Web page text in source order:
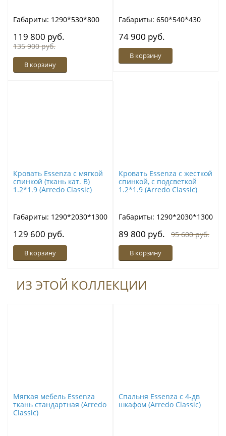
Габариты: 1290*530*800
119 800 руб.
135 900 руб.
В корзину
Габариты: 650*540*430
74 900 руб.
В корзину
Кровать Essenza с мягкой
спинкой (ткань кат. В)
1.2*1.9 (Arredo Classic)
Габариты: 1290*2030*1300
129 600 руб.
В корзину
Кровать Essenza с жесткой
спинкой, с подсветкой
1.2*1.9 (Arredo Classic)
Габариты: 1290*2030*1300
89 800 руб. 95 600 руб.
В корзину
ИЗ ЭТОЙ КОЛЛЕКЦИИ
Мягкая мебель Essenza
ткань стандартная (Arredo
Classic)
Спальня Essenza с 4-дв
шкафом (Arredo Classic)